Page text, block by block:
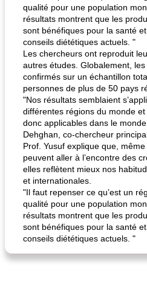
qualité pour une population
résultats montrent que les
sont bénéfiques pour la santé
conseils diététiques actuels. "
Les chercheurs ont reproduit
autres études. Globalement,
confirmés sur un échantillon
personnes de plus de 50 pays
"Nos résultats semblaient
différentes régions du monde
donc applicables dans le
Dehghan, co-chercheur
Prof. Yusuf explique que,
peuvent aller à l’encontre des
elles reflètent mieux nos
et internationales.
"Il faut repenser ce qu’est un
qualité pour une population
résultats montrent que les
sont bénéfiques pour la santé
conseils diététiques actuels. "